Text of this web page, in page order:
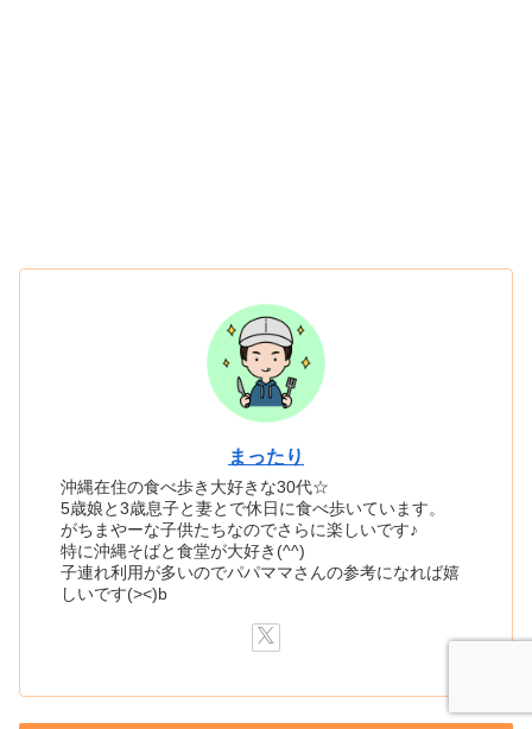
まったり
沖縄在住の食べ歩き大好きな30代☆
5歳娘と3歳息子と妻とで休日に食べ歩いています。
がちまやーな子供たちなのでさらに楽しいです♪
特に沖縄そばと食堂が大好き(^^)
子連れ利用が多いのでパパママさんの参考になれば嬉
しいです(><)b